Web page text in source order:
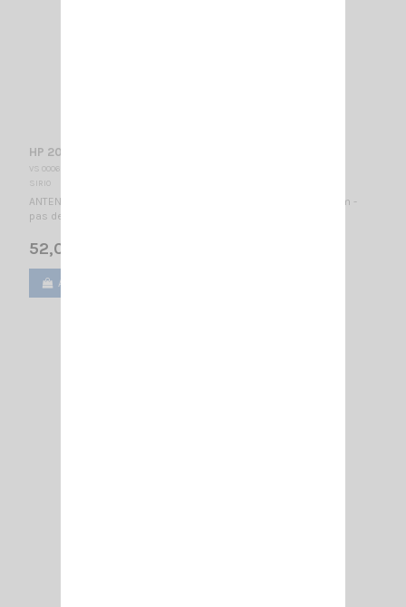
HP 2000 C SIRIO
VS 000695
SIRIO
ANTENNE MOBILE 137...157 MHz / Montage PL / C-loaded / 1410mm -
pas de réglage nécessaire -
52,00 €
Ajouter au panier